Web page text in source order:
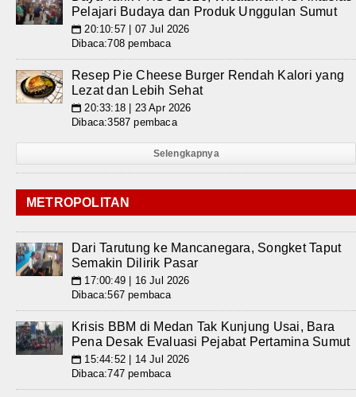
Pelajari Budaya dan Produk Unggulan Sumut
📅 20:10:57 | 07 Jul 2026
Dibaca:708 pembaca
Resep Pie Cheese Burger Rendah Kalori yang
Lezat dan Lebih Sehat
📅 20:33:18 | 23 Apr 2026
Dibaca:3587 pembaca
Selengkapnya
METROPOLITAN
Dari Tarutung ke Mancanegara, Songket Taput
Semakin Dilirik Pasar
📅 17:00:49 | 16 Jul 2026
Dibaca:567 pembaca
Krisis BBM di Medan Tak Kunjung Usai, Bara
Pena Desak Evaluasi Pejabat Pertamina Sumut
📅 15:44:52 | 14 Jul 2026
Dibaca:747 pembaca